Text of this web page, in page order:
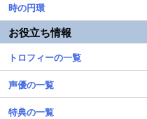
時の円環
お役立ち情報
トロフィーの一覧
声優の一覧
特典の一覧